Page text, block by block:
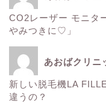
CO2レーザー モニタ
やみつきに♡」
あおばクリニ
新しい脱毛機LA
違うの？